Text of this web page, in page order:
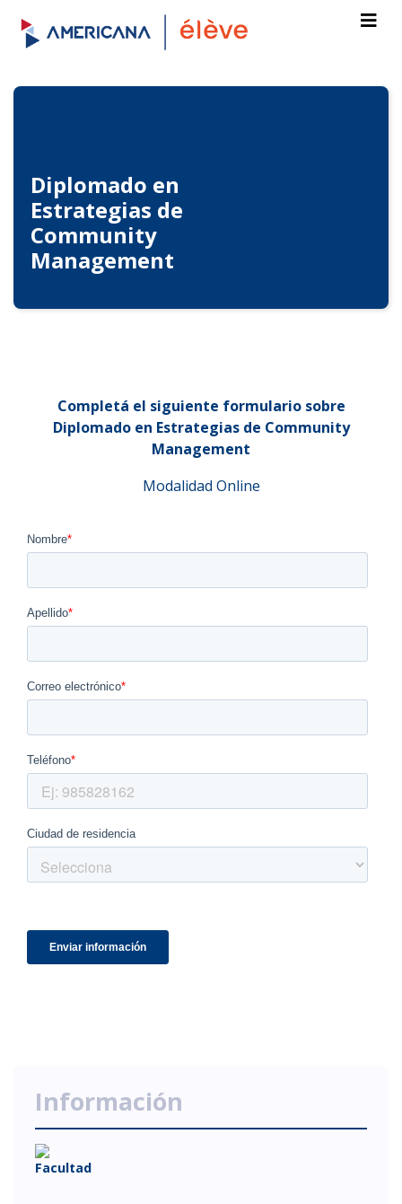
Diplomado en
Estrategias de
Community
Management
Completá el siguiente formulario sobre
Diplomado en Estrategias de Community
Management
Modalidad Online
Información